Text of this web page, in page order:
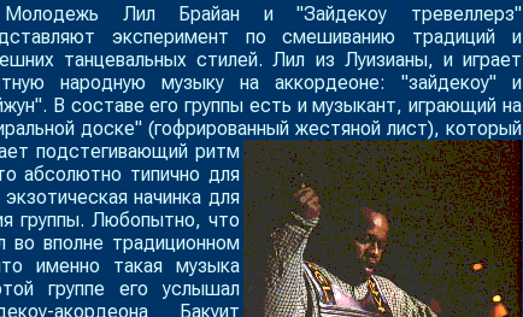
Молодежь Лил Брайан и "Зайдекоу тревеллерз"
эксперимент по смешиванию традиций и
танцевальных стилей. Лил из Луизианы, и играет
народную музыку на аккордеоне: "зайдекоу" и
В составе его группы есть и музыкант, играющий на
доске" (гофрированный жестяной лист), который
подстегивающий ритм
абсолютно типично для
начинка для
группы. Любопытно, что
во вполне традиционном
именно такая музыка
группе его услышал
акордеона Бакуит